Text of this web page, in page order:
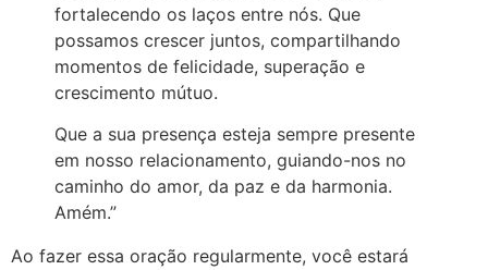
fortalecendo os laços entre nós. Que
possamos crescer juntos, compartilhando
momentos de felicidade, superação e
crescimento mútuo.
Que a sua presença esteja sempre presente
em nosso relacionamento, guiando-nos no
caminho do amor, da paz e da harmonia.
Amém.”
Ao fazer essa oração regularmente, você estará